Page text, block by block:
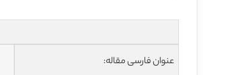
عنوان فارسی مقاله: